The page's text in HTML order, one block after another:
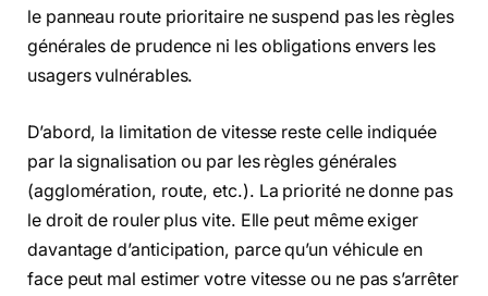
le panneau route prioritaire ne suspend pas les règles
générales de prudence ni les obligations envers les
usagers vulnérables.
D’abord, la limitation de vitesse reste celle indiquée
par la signalisation ou par les règles générales
(agglomération, route, etc.). La priorité ne donne pas
le droit de rouler plus vite. Elle peut même exiger
davantage d’anticipation, parce qu’un véhicule en
face peut mal estimer votre vitesse ou ne pas s’arrêter